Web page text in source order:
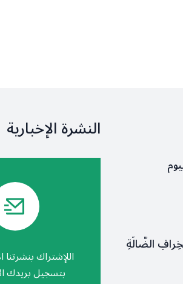
الضَّالَّةِ
النشرة الإخبارية
اللإشتراك بنشرتنا
بتسجيل بريدك